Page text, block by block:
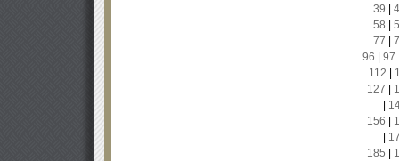
39
58
77
96
97
112
127
156
185